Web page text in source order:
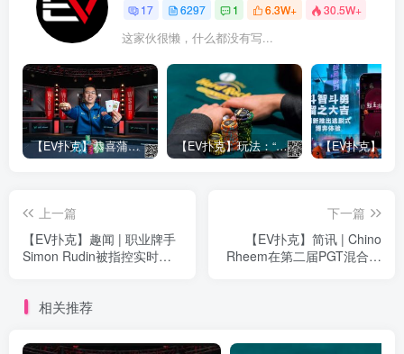
17 6297 1 6.3W+ 30.5W+
这家伙很懒，什么都没有写...
【EV扑克】恭喜蒲蔚然赛事#65夺冠，收获国人2023WSOP第六条金手链，奖金93万刀！ 【EV扑克】玩法：“松弱鱼/松凶鱼打法”的基本攻略
上一篇
【EV扑克】趣闻 | 职业牌手
Simon Rudin被指控实时使
下一篇
【EV扑克】简讯 | Chino
Rheem在第二届PGT混合系
相关推荐